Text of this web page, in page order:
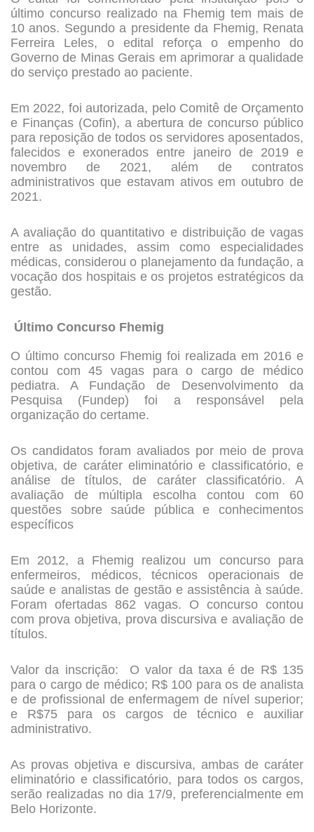
último concurso realizado na Fhemig tem mais de
10 anos. Segundo a presidente da Fhemig, Renata
Ferreira Leles, o edital reforça o empenho do
Governo de Minas Gerais em aprimorar a qualidade
do serviço prestado ao paciente.
Em 2022, foi autorizada, pelo Comitê de Orçamento
e Finanças (Cofin), a abertura de concurso público
para reposição de todos os servidores aposentados,
falecidos e exonerados entre janeiro de 2019 e
novembro de 2021, além de contratos
administrativos que estavam ativos em outubro de
2021.
A avaliação do quantitativo e distribuição de vagas
entre as unidades, assim como especialidades
médicas, considerou o planejamento da fundação, a
vocação dos hospitais e os projetos estratégicos da
gestão.
Último Concurso Fhemig
O último concurso Fhemig foi realizada em 2016 e
contou com 45 vagas para o cargo de médico
pediatra. A Fundação de Desenvolvimento da
Pesquisa (Fundep) foi a responsável pela
organização do certame.
Os candidatos foram avaliados por meio de prova
objetiva, de caráter eliminatório e classificatório, e
análise de títulos, de caráter classificatório. A
avaliação de múltipla escolha contou com 60
questões sobre saúde pública e conhecimentos
específicos
Em 2012, a Fhemig realizou um concurso para
enfermeiros, médicos, técnicos operacionais de
saúde e analistas de gestão e assistência à saúde.
Foram ofertadas 862 vagas. O concurso contou
com prova objetiva, prova discursiva e avaliação de
títulos.
Valor da inscrição: O valor da taxa é de R$ 135
para o cargo de médico; R$ 100 para os de analista
e de profissional de enfermagem de nível superior;
e R$75 para os cargos de técnico e auxiliar
administrativo.
As provas objetiva e discursiva, ambas de caráter
eliminatório e classificatório, para todos os cargos,
serão realizadas no dia 17/9, preferencialmente em
Belo Horizonte.